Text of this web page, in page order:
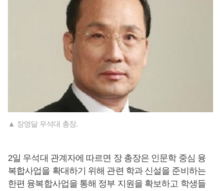
▲ 장영달 우석대 총장.
2일 우석대 관계자에 따르면 장 총장은 인문학 중심 융
복합사업을 확대하기 위해 관련 학과 신설을 준비하는
한편 융복합사업을 통해 정부 지원을 확보하고 학생들